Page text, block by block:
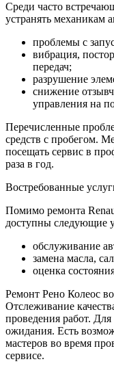
Среди часто
устранять механикам
проблемы с
вибрация,
передач;
разрушение
снижение
управления на
Перечисленные
средств с пробегом.
посещать сервис в
раза в год.
Востребованные
Помимо ремонта
доступны следующие
обслуживание
замена масла,
оценка
Ремонт Рено Колеос
Отслеживание
проведения работ.
ожидания. Есть
мастеров во время
сервисе.